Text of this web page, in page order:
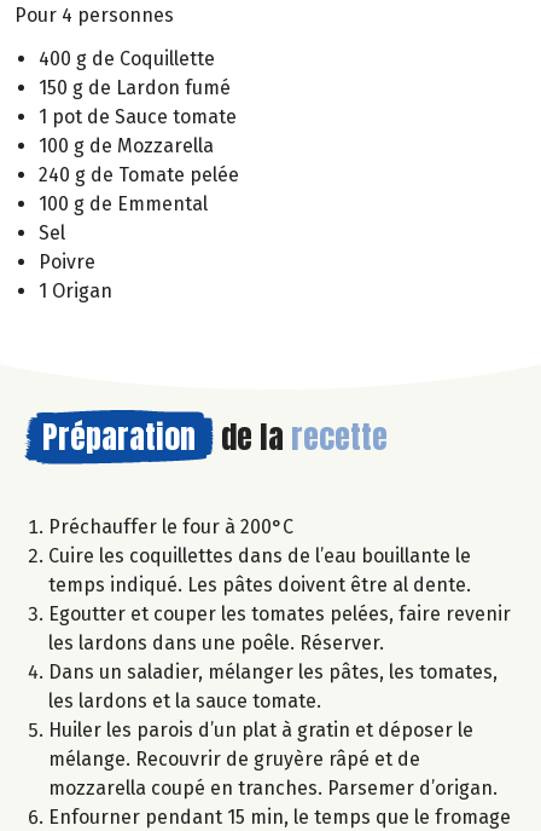
Pour 4 personnes
400 g de Coquillette
150 g de Lardon fumé
1 pot de Sauce tomate
100 g de Mozzarella
240 g de Tomate pelée
100 g de Emmental
Sel
Poivre
1 Origan
Préparation de la recette
Préchauffer le four à 200°C
Cuire les coquillettes dans de l’eau bouillante le
temps indiqué. Les pâtes doivent être al dente.
Egoutter et couper les tomates pelées, faire revenir
les lardons dans une poêle. Réserver.
Dans un saladier, mélanger les pâtes, les tomates,
les lardons et la sauce tomate.
Huiler les parois d’un plat à gratin et déposer le
mélange. Recouvrir de gruyère râpé et de
mozzarella coupé en tranches. Parsemer d’origan.
Enfourner pendant 15 min, le temps que le fromage